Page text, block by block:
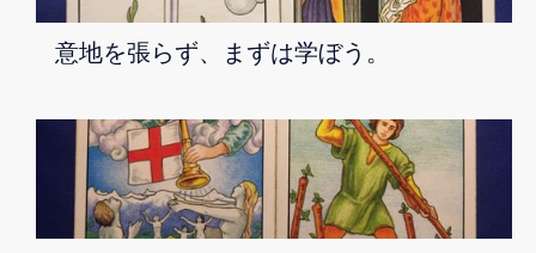
意地を張らず、まずは学ぼう。